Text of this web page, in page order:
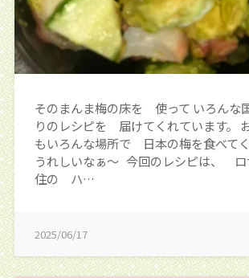
そのまんま梅の床を 使って いろんな
りのレシピを 届けてくれています。
もいろんな場所で 日本の梅を食べて
うれしいなぁ～ 今回のレシピは、 ロ
住の ハ…
2025/06/17